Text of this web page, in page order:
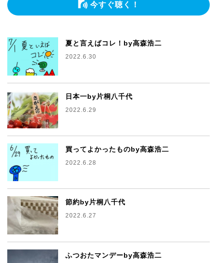
今すぐ聴く！
夏と言えばコレ！by高森浩二
2022.6.30
日本一by片桐八千代
2022.6.29
買ってよかったものby高森浩二
2022.6.28
節約by片桐八千代
2022.6.27
ふつおたマンデーby高森浩二